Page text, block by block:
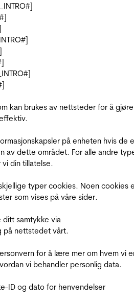
kan brukes av nettsteder for å gjøre
på enheten hvis de
av dette området. For alle andre
din tillatelse.
typer cookies. Noen cookies
som vises på våre sider.
ditt samtykke via
på nettstedet vårt.
for å lære mer om hvem vi
vi behandler personlig data.
ID og dato for henvendelser